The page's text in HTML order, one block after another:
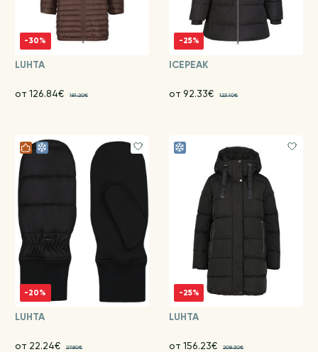
-30%
LUHTA
от 126.84€ 181.20€
-25%
ICEPEAK
от 92.33€ 123.10€
-20%
LUHTA
от 22.24€ 27.80€
-25%
LUHTA
от 156.23€ 208.30€